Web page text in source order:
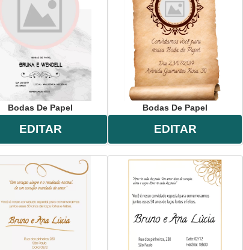
Bodas De Papel
EDITAR
Bodas De Papel
EDITAR